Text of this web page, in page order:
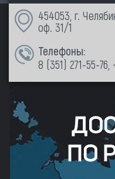
454053, г.
оф. 31/1
Телефоны:
8 (351) 271-55-76